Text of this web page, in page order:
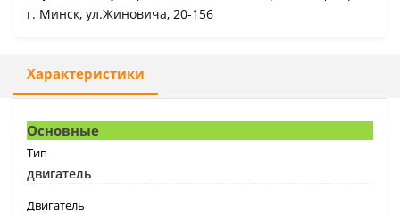
г. Минск, ул.Жиновича, 20-156
Характеристики
Основные
Тип
двигатель
Двигатель